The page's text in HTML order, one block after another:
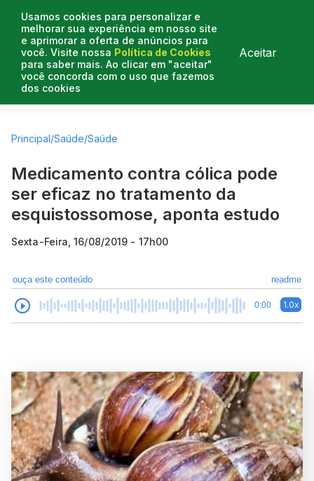
Usamos cookies para personalizar e
melhorar sua experiência em nosso site
e aprimorar a oferta de anúncios para
você. Visite nossa Política de Cookies
para saber mais. Ao clicar em "aceitar"
você concorda com o uso que fazemos
dos cookies
Aceitar
Artigos
Principal/Saúde/Saúde
Medicamento contra cólica pode
ser eficaz no tratamento da
esquistossomose, aponta estudo
Sexta-Feira, 16/08/2019 - 17h00
ouça este conteúdo readme
0:00 1.0x